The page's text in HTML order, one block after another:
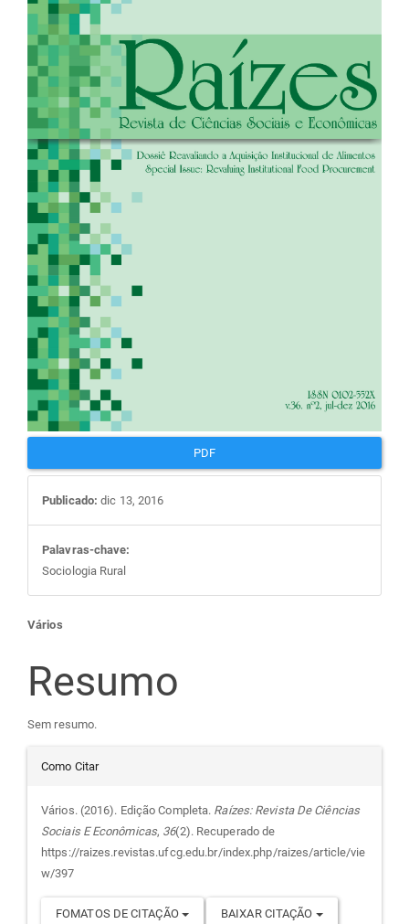
de
artigos
PDF
Publicado: dic 13, 2016
Palavras-chave:
Sociologia Rural
Conteúdo
do
artigo
principal
Vários
Resumo
Sem resumo.
Detalhes
do
artigo
Como Citar
Vários. (2016). Edição Completa. Raízes: Revista De Ciências
Sociais E Econômicas, 36(2). Recuperado de
https://raizes.revistas.ufcg.edu.br/index.php/raizes/article/vie
w/397
FOMATOS DE CITAÇÃO BAIXAR CITAÇÃO